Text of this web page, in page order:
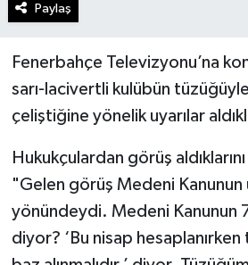
Paylaş
Fenerbahçe Televizyonu’na
sarı-lacivertli kulübün
çeliştiğine yönelik uyarılar
Hukukçulardan görüş
"Gelen görüş Medeni Kanunun
yönündeydi. Medeni Kanunun
diyor? ‘Bu nisap